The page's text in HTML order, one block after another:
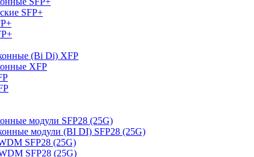
SFP+
(Bi Di) XFP
XFP
модули SFP28 (25G)
модули (BI DI) SFP28 (25G)
SFP28 (25G)
SFP28 (25G)